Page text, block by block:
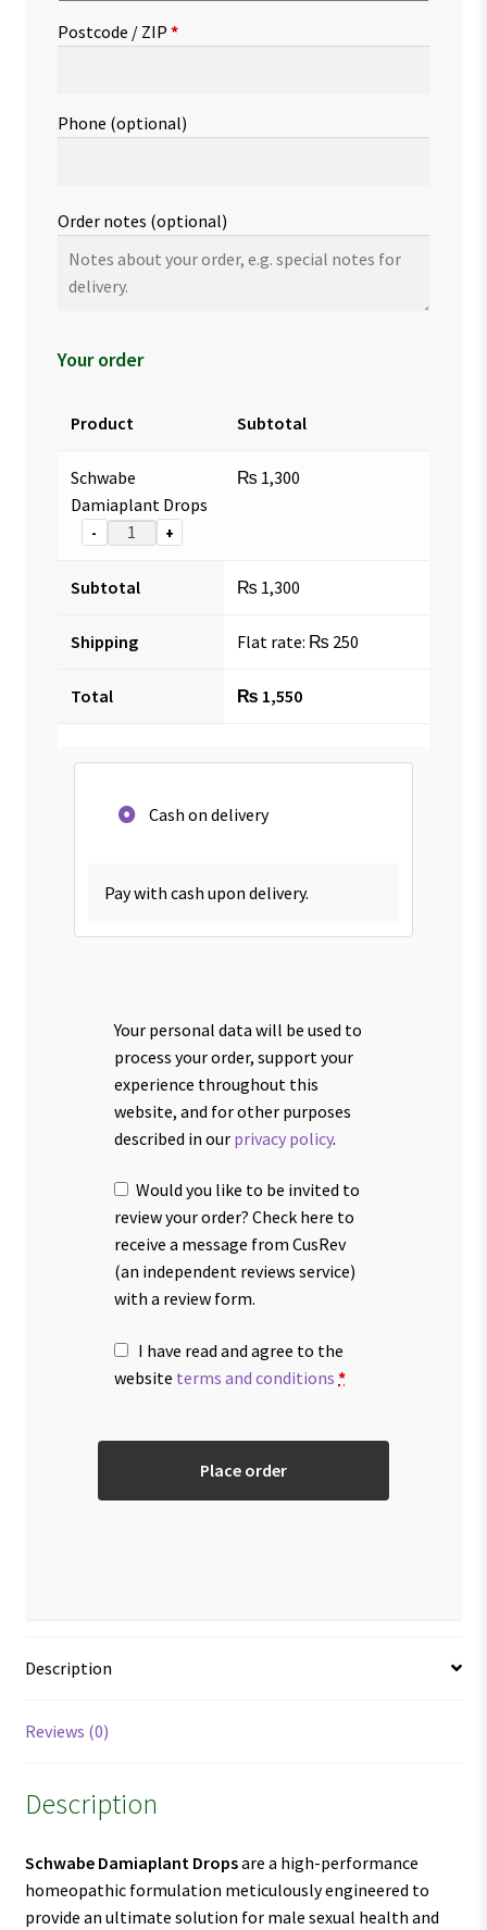
Postcode / ZIP *
Phone (optional)
Order notes (optional)
Your order
Product Subtotal
Schwabe
Damiaplant Drops
- +
₨ 1,300
Subtotal ₨ 1,300
Shipping Flat rate: ₨ 250
Total ₨ 1,550
Cash on delivery
Pay with cash upon delivery.
Your personal data will be used to
process your order, support your
experience throughout this
website, and for other purposes
described in our privacy policy.
Would you like to be invited to
review your order? Check here to
receive a message from CusRev
(an independent reviews service)
with a review form.
I have read and agree to the
website terms and conditions *
Place order
Description
Reviews (0)
Description
Schwabe Damiaplant Dropsare a high-performance
homeopathic formulation meticulously engineered to
provide an ultimate solution for male sexual health and